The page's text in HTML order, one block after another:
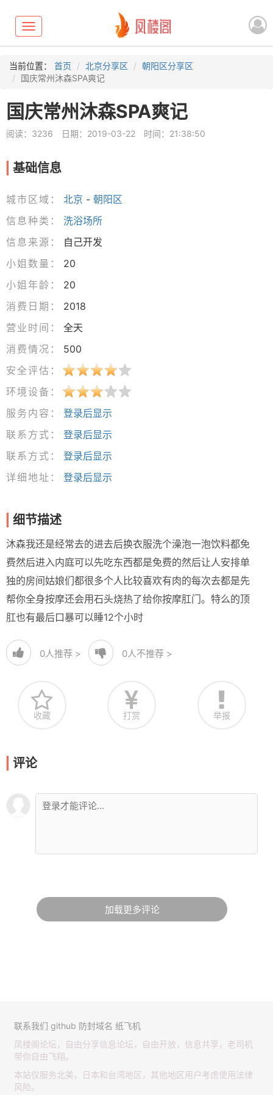
Toggle
navigation
当前位置： 首页 北京分享区
朝阳区分享区
国庆常州沐森SPA爽记
国庆常州沐森SPA爽记
阅读：3236 日期：2019-03-22 时间：21:38:50
基础信息
城市区域： 北京 - 朝阳区
信息种类：
洗浴场所
信息来源：
自己开发
小姐数量：
20
小姐年龄：
20
消费日期：
2018
营业时间：
全天
消费情况：
500
安全评估：
环境设备：
服务内容：
登录后显示
联系方式：
登录后显示
联系方式：
登录后显示
详细地址：
登录后显示
细节描述
沐森我还是经常去的进去后换衣服洗个澡泡一泡饮料都免
费然后进入内庭可以先吃东西都是免费的然后让人安排单
独的房间姑娘们都很多个人比较喜欢有肉的每次去都是先
帮你全身按摩还会用石头烧热了给你按摩肛门。特么的顶
肛也有最后口暴可以睡12个小时
0人推荐 > 0人不推荐 >
收藏 打赏 举报
评论
加载更多评论
联系我们 github 防封域名 纸飞机
凤楼阁论坛，自由分享信息论坛，自由开放，信息共享，老司机
带你自由飞翔。
本站仅服务北美，日本和台湾地区，其他地区用户考虑使用法律
风险。